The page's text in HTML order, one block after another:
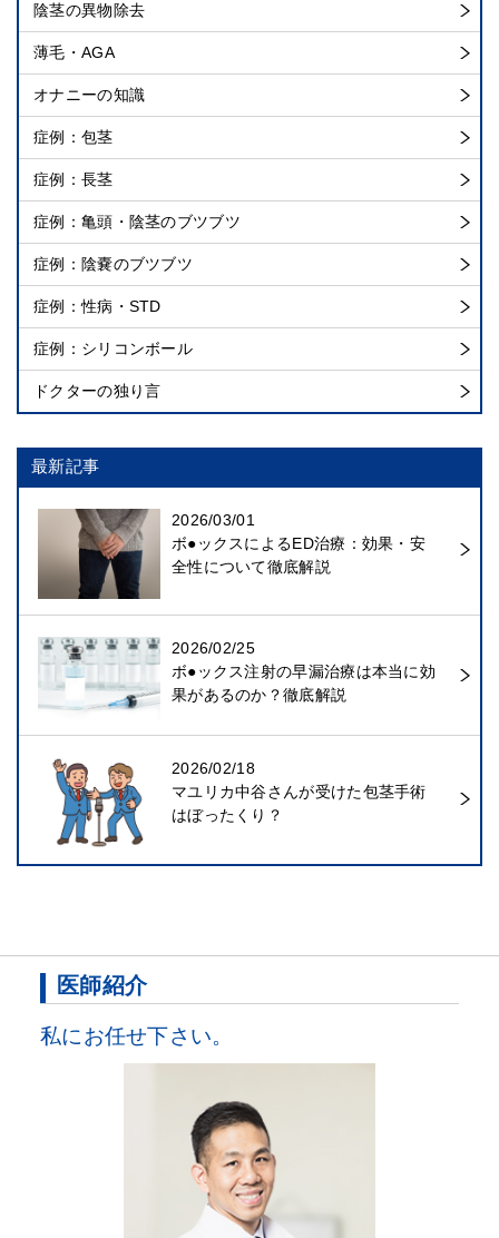
陰茎の異物除去
薄毛・AGA
オナニーの知識
症例：包茎
症例：長茎
症例：亀頭・陰茎のブツブツ
症例：陰嚢のブツブツ
症例：性病・STD
症例：シリコンボール
ドクターの独り言
最新記事
2026/03/01
ボ●ックスによるED治療：効果・安
全性について徹底解説
2026/02/25
ボ●ックス注射の早漏治療は本当に効
果があるのか？徹底解説
2026/02/18
マユリカ中谷さんが受けた包茎手術
はぼったくり？
医師紹介
私にお任せ下さい。